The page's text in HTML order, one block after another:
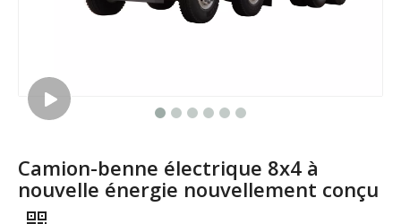
Camion-benne électrique 8x4 à
nouvelle énergie nouvellement conçu